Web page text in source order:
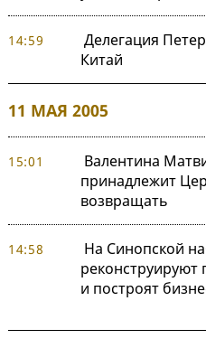
14:59
Делегация
Китай
11 МАЯ 2005
15:01
Валентина
принадлежит
возвращать
14:58
На Синопской
реконструируют
и построят